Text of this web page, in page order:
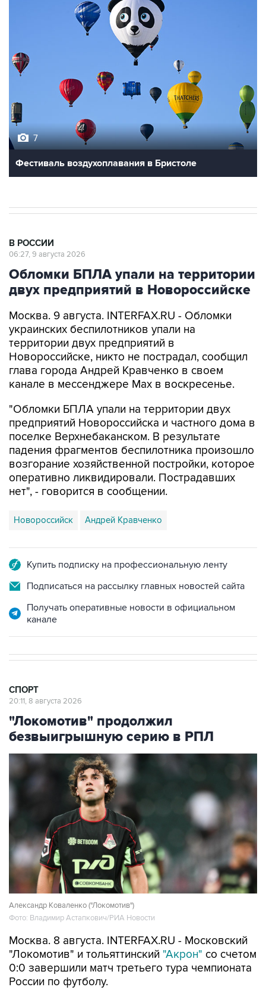
Фестиваль воздухоплавания в Бристоле
Обломки БПЛА упали на территории
двух предприятий в Новороссийске
Москва. 9 августа. INTERFAX.RU - Обломки
территории двух предприятий в
Новороссийске, никто не пострадал, сообщил
глава города Андрей Кравченко в своем
канале в мессенджере Max в воскресенье.
"Обломки БПЛА упали на территории двух
поселке Верхнебаканском. В результате
падения фрагментов беспилотника произошло
возгорание хозяйственной постройки, которое
оперативно ликвидировали. Пострадавших
нет", - говорится в сообщении.
Новороссийск Андрей Кравченко
Подписаться на рассылку главных новостей сайта
Получать оперативные новости в официальном
"Локомотив" продолжил
безвыигрышную серию в РПЛ
Александр Коваленко ("Локомотив")
Фото: Владимир Астапкович/РИА Новости
Москва. 8 августа. INTERFAX.RU - Московский
0:0 завершили матч третьего тура чемпионата
России по футболу.
Игра прошла в Москве.